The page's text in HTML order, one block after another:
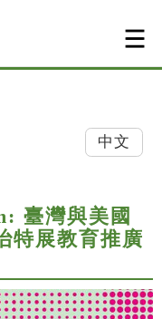
中文
臺灣與美國
特展教育推廣